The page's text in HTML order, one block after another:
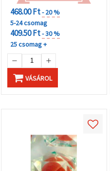
468.00 Ft- 20 %
5-24 csomag
409.50 Ft- 30 %
25 csomag +
VÁSÁROL